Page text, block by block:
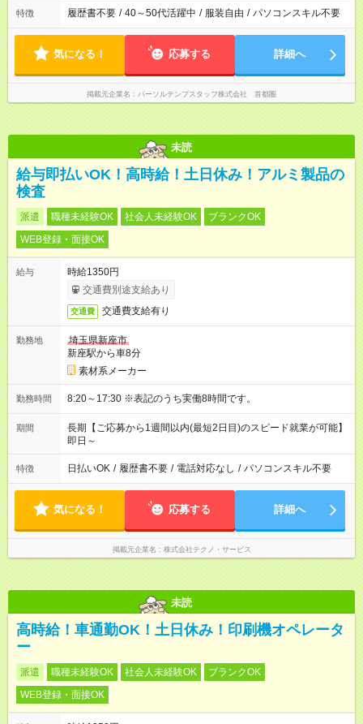
特徴 履歴書不要 / 40～50代活躍中 / 服装自由 / パソコンスキル不要
気になる！ 応募する 詳細へ
掲載元企業名 パーソルテンプスタッフ株式会社 首都圏
未読
給与即払いOK！高時給！土日休み！アルミ製品の
検査
派遣 職種未経験OK 社会人未経験OK
ブランクOK
WEB登録・面接OK
給与
時給1350円
交通費別途支給あり
交通費 交通費支給有り
勤務地
埼玉県新座市
新座駅から車8分
素材系メーカー
勤務時間 8:20～17:30 ※表記のうち実働8時間です。
期間
長期【ご応募から1週間以内(最短2日目)のスピード就業が可能】
即日～
特徴 日払いOK / 履歴書不要 / 電話対応なし / パソコンスキル不要
気になる！ 応募する 詳細へ
掲載元企業名 株式会社テクノ・サービス
未読
高時給！車通勤OK！土日休み！印刷機オペレータ
ー
派遣 職種未経験OK 社会人未経験OK
ブランクOK
WEB登録・面接OK